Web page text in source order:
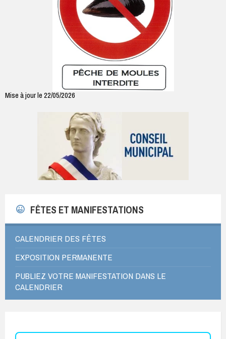
Mise à jour le 22/05/2026
FÊTES ET MANIFESTATIONS
CALENDRIER DES FÊTES
EXPOSITION PERMANENTE
PUBLIEZ VOTRE MANIFESTATION DANS LE
CALENDRIER